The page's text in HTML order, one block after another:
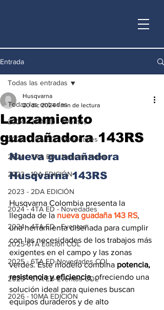
Entrada
Todas las entradas
2024 - 3RA ED - Eventos
2024 - 3RA ED - Novedades
2024 - 3RA ED - Noticias Home
2023 - 1RA EDICIÓN
2023 - 2DA EDICIÓN
2024 - 4TA ED - Novedades
2024 - 4TA ED - Eventos
2025-6TA Edición COL
2025 - 6TA ED-Novedades COL
2025 - 6TA ED-Eventos COL
2026 - 10MA EDICIÓN
Todas las entradas
Lanzamiento
guadañadora 143RS
Husqvarna
20 dic 2024 1 min de lectura
Nueva guadañadora
Husqvarna 143RS
Husqvarna Colombia presenta la
llegada de la nueva guadaña 143 RS,
una herramienta diseñada para cumplir
con las necesidades de los trabajos más
exigentes en el campo y las zonas
verdes. Este modelo combina potencia,
resistencia y eficiencia, ofreciendo una
solución ideal para quienes buscan
equipos duraderos y de alto